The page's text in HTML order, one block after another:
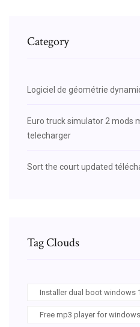
Category
Logiciel de géométrie
Euro truck simulator 2 mods
telecharger
Sort the court updated
Tag Clouds
Installer dual boot windows
Free mp3 player for